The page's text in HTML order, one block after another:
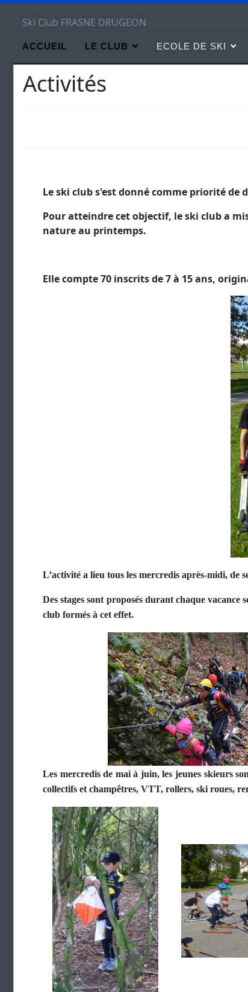
Ski Club FRASNE DRUGEON
ACCUEIL LE CLUB ECOLE DE SKI
Activités
Le ski club s'est donné comme priorité
Pour atteindre cet objectif, le ski club a
nature au printemps.
Elle compte 70 inscrits de 7 à 15 ans,
L’activité a lieu tous les mercredis après-midi, de
Des stages sont proposés durant chaque vacance
club formés à cet effet.
Les mercredis de mai à juin, les jeunes skieurs
collectifs et champêtres, VTT, rollers, ski roues,